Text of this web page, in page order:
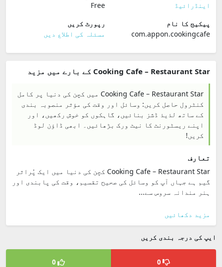
اینڈرائیڈ
Free
پیکیج کا نام
com.appon.cookingcafe
رپورٹ کریں
مسئلہ کی اطلاع دیں
Cooking Cafe – Restaurant Star کے بارے میں مزید
Cooking Cafe – Restaurant Star میں کچن کی دنیا پر کامل
کنٹرول حاصل کریں: وسائل اور وقت کی مؤثر منصوبہ بندی
کے ساتھ لذیذ ڈشز بنائیں، گاہکوں کو خوش رکھیں، اور
اپنے ریسٹورنٹ کا نیٹ ورک بڑھائیں۔ ابھی ڈاؤن لوڈ
کریں!
تعارف
Cooking Cafe – Restaurant Star کچن کی دنیا میں ایک پُراثر
گیم ہے جہاں آپ کو وسائل کی صحیح تقسیم، وقت کی پابندی اور
ہنر مندانہ سروس سے...
مزید دکھائیں
ایپ کی درجہ بندی کریں
0
0